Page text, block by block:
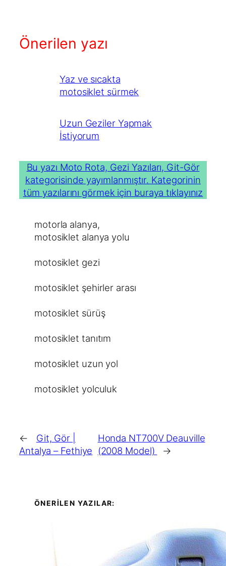
Önerilen yazı
Yaz ve sıcakta
motosiklet sürmek
Uzun Geziler Yapmak
İstiyorum
Bu yazı Moto Rota, Gezi Yazıları, Git-Gör
kategorisinde yayımlanmıştır. Kategorinin
tüm yazılarını görmek için buraya tıklayınız
motorla alanya,
motosiklet alanya yolu
motosiklet gezi
motosiklet şehirler arası
motosiklet sürüş
motosiklet tanıtım
motosiklet uzun yol
motosiklet yolculuk
←
Git, Gör |
Antalya – Fethiye
Honda NT700V Deauville
(2008 Model)
→
ÖNERİLEN YAZILAR: